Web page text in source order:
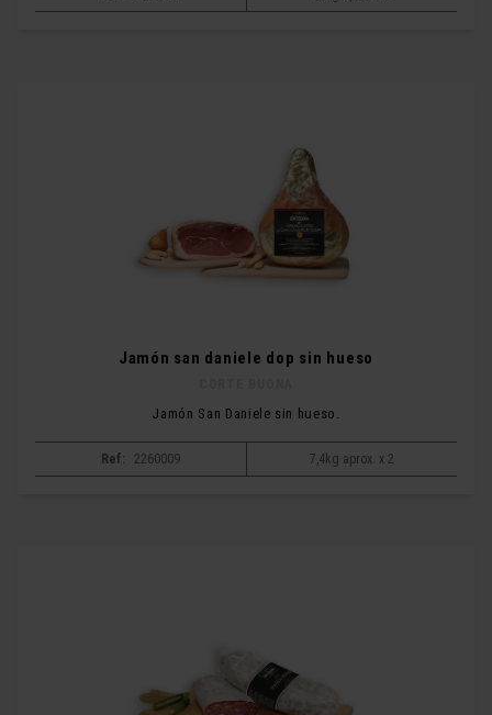
Jamón san daniele dop sin hueso
Jamón San Daniele sin hueso.
Ref: 2260009 7,4kg aprox. x 2